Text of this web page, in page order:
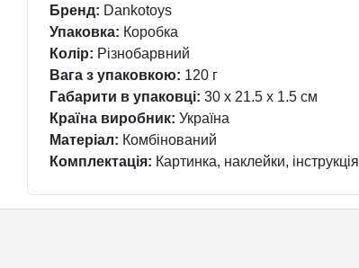
Бренд: Dankotoys
Упаковка: Коробка
Колір: Різнобарвний
Вага з упаковкою: 120 г
Габарити в упаковці: 30 x 21.5 x 1.5 см
Країна виробник: Україна
Матеріал: Комбінований
Комплектація: Картинка, наклейки, інструкція